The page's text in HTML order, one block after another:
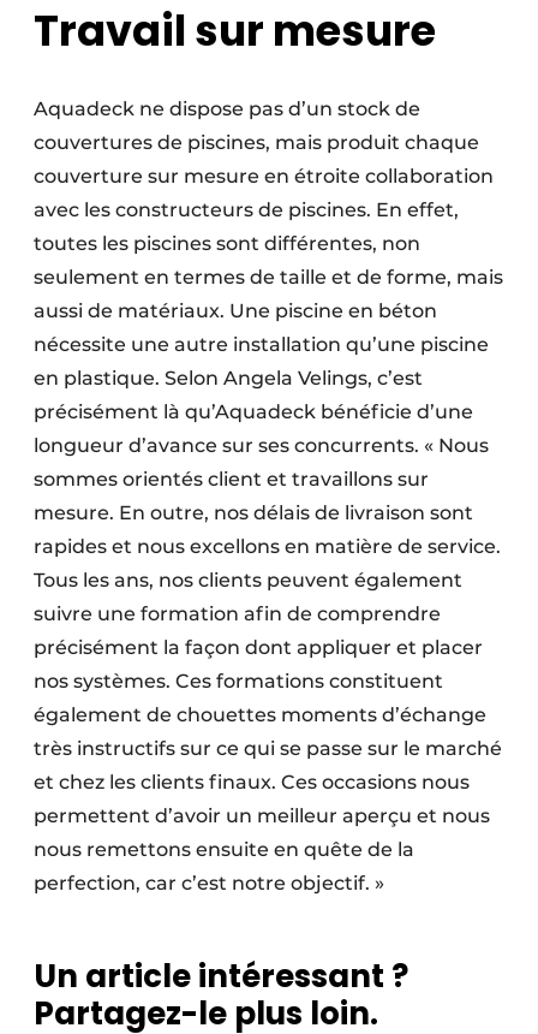
Travail sur mesure
Aquadeck ne dispose pas d’un stock de
couvertures de piscines, mais produit chaque
couverture sur mesure en étroite collaboration
avec les constructeurs de piscines. En effet,
toutes les piscines sont différentes, non
seulement en termes de taille et de forme, mais
aussi de matériaux. Une piscine en béton
nécessite une autre installation qu’une piscine
en plastique. Selon Angela Velings, c’est
précisément là qu’Aquadeck bénéficie d’une
longueur d’avance sur ses concurrents. « Nous
sommes orientés client et travaillons sur
mesure. En outre, nos délais de livraison sont
rapides et nous excellons en matière de service.
Tous les ans, nos clients peuvent également
suivre une formation afin de comprendre
précisément la façon dont appliquer et placer
nos systèmes. Ces formations constituent
également de chouettes moments d’échange
très instructifs sur ce qui se passe sur le marché
et chez les clients finaux. Ces occasions nous
permettent d’avoir un meilleur aperçu et nous
nous remettons ensuite en quête de la
perfection, car c’est notre objectif. »
Un article intéressant ?
Partagez-le plus loin.